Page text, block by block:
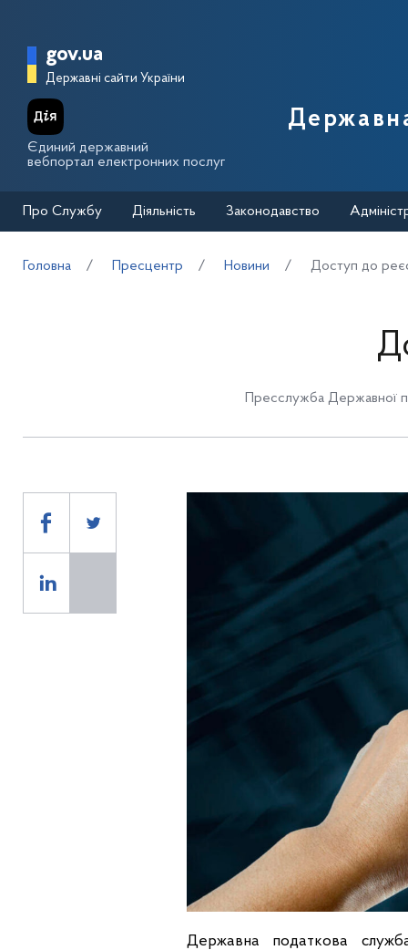
Головна сторінка Державної
gov.ua
Державні сайти України
Єдиний державний
вебпортал електронних послуг
Про Службу Діяльність Законодавство
Головна Пресцентр Новини Доступ до
Пресслужба Державної
Державна податкова